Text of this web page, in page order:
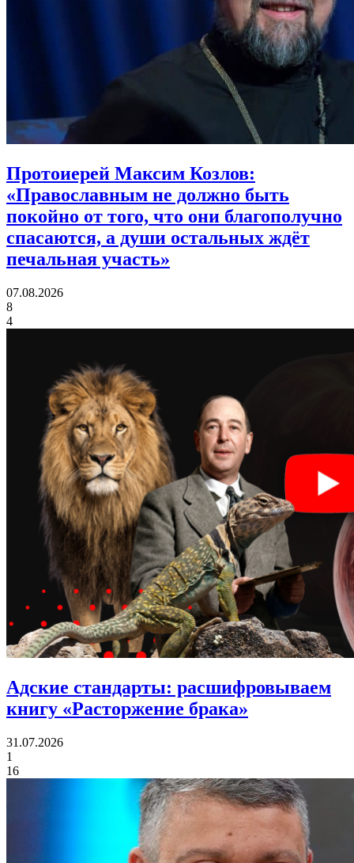
Протоиерей Максим Козлов:
«Православным не должно быть
покойно от того, что они благополучно
спасаются, а души остальных ждёт
печальная участь»
07.08.2026
8
4
Адские стандарты: расшифровываем
книгу «Расторжение брака»
31.07.2026
1
16